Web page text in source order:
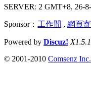
SERVER: 2 GMT+8, 26-
Sponsor： 工作間 , 網頁
Powered by Discuz! X1.5.1
© 2001-2010 Comsenz Inc.